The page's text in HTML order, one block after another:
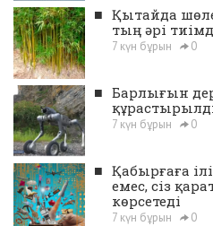
■ Қытайда
тың әрі
7 күн бұрын 0
■ Барлығын
7 күн бұрын 0
■ Қабырғаға
емес, сіз
көрсетеді
7 күн бұрын 0